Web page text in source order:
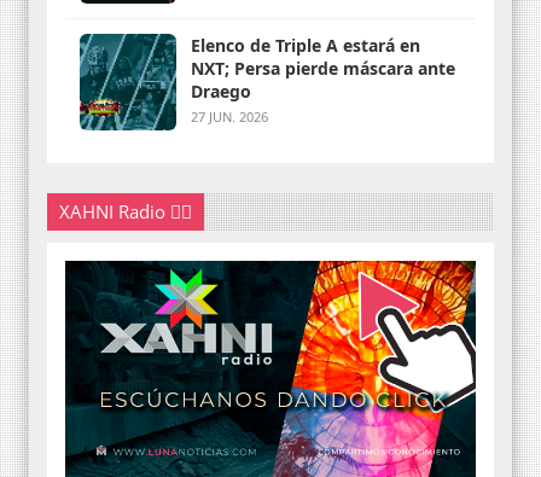
Elenco de Triple A estará en
NXT; Persa pierde máscara ante
Draego
27 JUN. 2026
XAHNI Radio 👇🏽